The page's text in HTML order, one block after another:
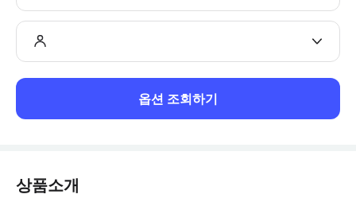
옵션 조회하기
상품소개